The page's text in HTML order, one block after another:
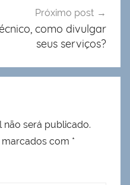
Próximo post
como divulgar
seus serviços?
não será publicado.
com *